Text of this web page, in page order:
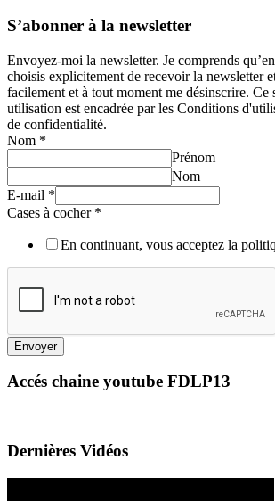
S’abonner à la newsletter
Envoyez-moi la newsletter. Je comprends
choisis explicitement de recevoir la newsletter
facilement et à tout moment me désinscrire. Ce
utilisation est encadrée par les Conditions
de confidentialité.
Nom *
Prénom
Nom
E-mail *
Cases à cocher *
En continuant, vous acceptez la
Envoyer
Accés chaine youtube FDLP13
Dernières Vidéos